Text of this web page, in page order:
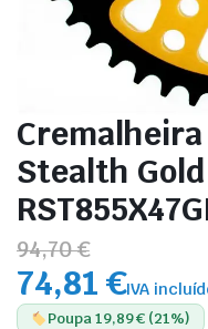
Stealth
94,70 €
74,81 €IVA
Poupa 19,89 € (21%)